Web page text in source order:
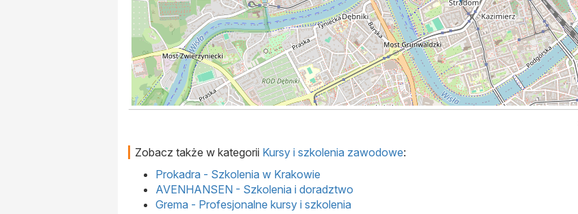
Zobacz także w kategorii Kursy i szkolenia zawodowe:
Prokadra - Szkolenia w Krakowie
AVENHANSEN - Szkolenia i doradztwo
Grema - Profesjonalne kursy i szkolenia